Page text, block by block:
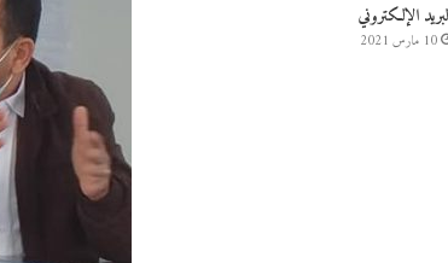
الإلكتروني
10 مارس 2021